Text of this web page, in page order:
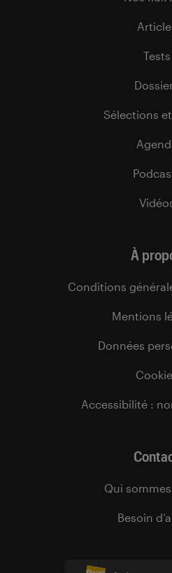
Tests
Sélections
À
Conditions
Mentions
Données
Accessibilité :
Qui
Besoin